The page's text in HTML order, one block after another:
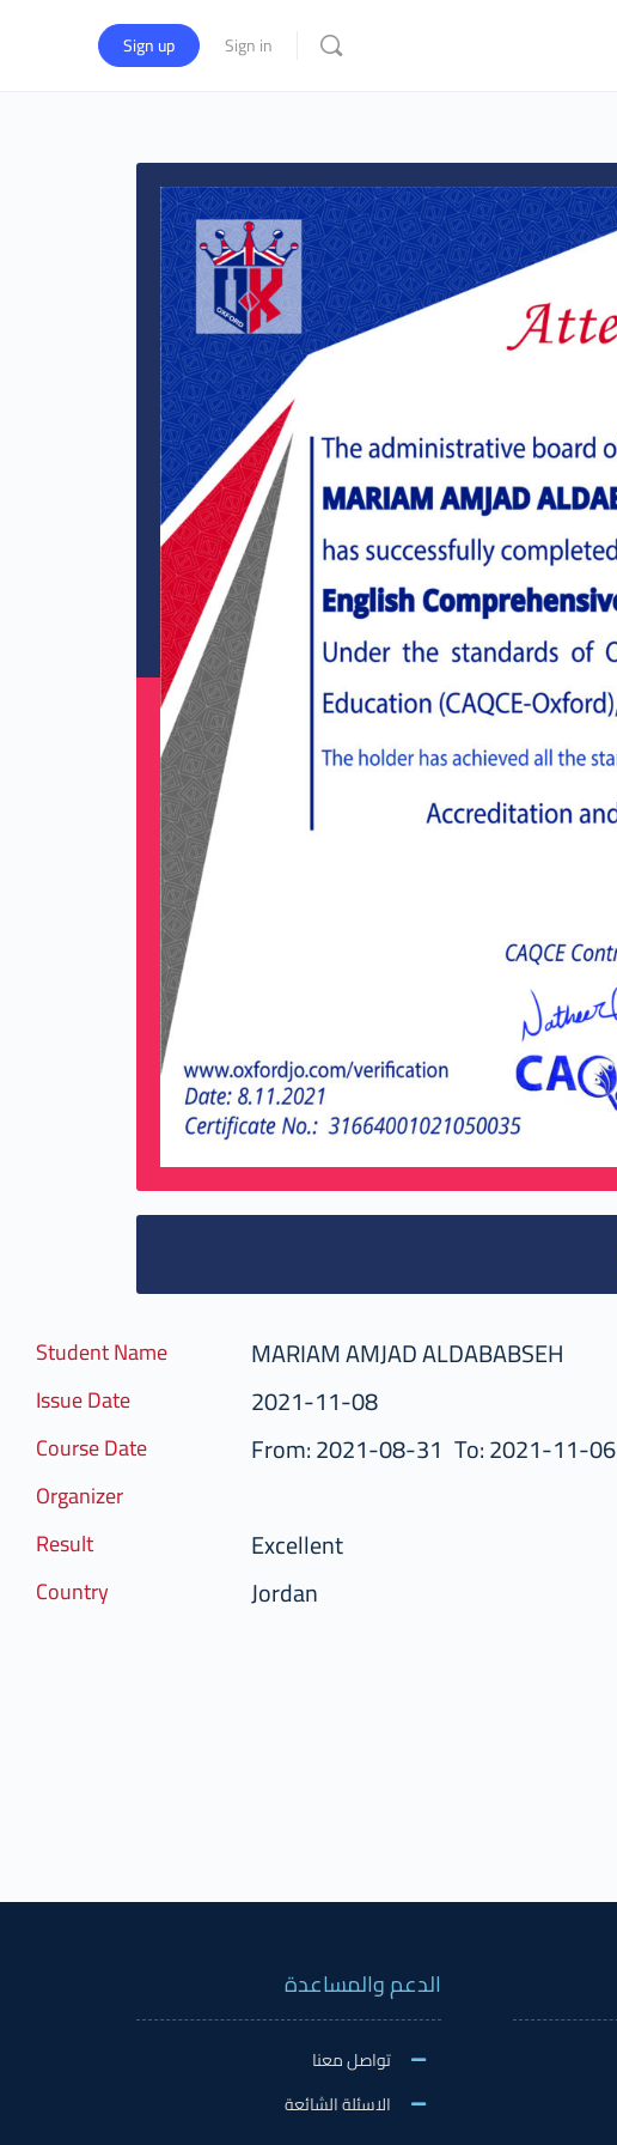
Sign in
Sign up
Student Name MARIAM AMJAD ALDABABSEH
Issue Date 2021-11-08
Course Date From: 2021-08-31 To: 2021-11-06
Organizer
Result Excellent
Country Jordan
الدعم والمساعدة
تواصل معنا
الاسئلة الشائعة